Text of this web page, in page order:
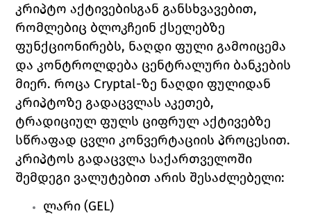
კრიპტო აქტივებისგან განსხვავებით,
რომლებიც ბლოკჩეინ ქსელებზე
ფუნქციონირებს, ნაღდი ფული გამოიცემა
და კონტროლდება ცენტრალური ბანკების
მიერ. როცა Cryptal-ზე ნაღდი ფულიდან
კრიპტოზე გადაცვლას აკეთებ,
ტრადიციულ ფულს ციფრულ აქტივებზე
სწრაფად ცვლი კონვერტაციის პროცესით.
კრიპტოს გადაცვლა საქართველოში
შემდეგი ვალუტებით არის შესაძლებელი:
ლარი (GEL)